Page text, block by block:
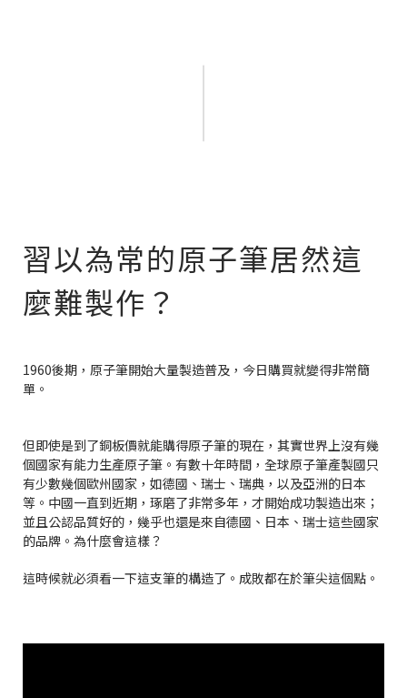
習以為常的原子筆居然這
麼難製作？
1960後期，原子筆開始大量製造普及，今日購買就變得非常簡
單。
但即使是到了銅板價就能購得原子筆的現在，其實世界上沒有幾
個國家有能力生產原子筆。有數十年時間，全球原子筆產製國只
有少數幾個歐州國家，如德國、瑞士、瑞典，以及亞洲的日本
等。中國一直到近期，琢磨了非常多年，才開始成功製造出來；
並且公認品質好的，幾乎也還是來自德國、日本、瑞士這些國家
的品牌。為什麼會這樣？
這時候就必須看一下這支筆的構造了。成敗都在於筆尖這個點。